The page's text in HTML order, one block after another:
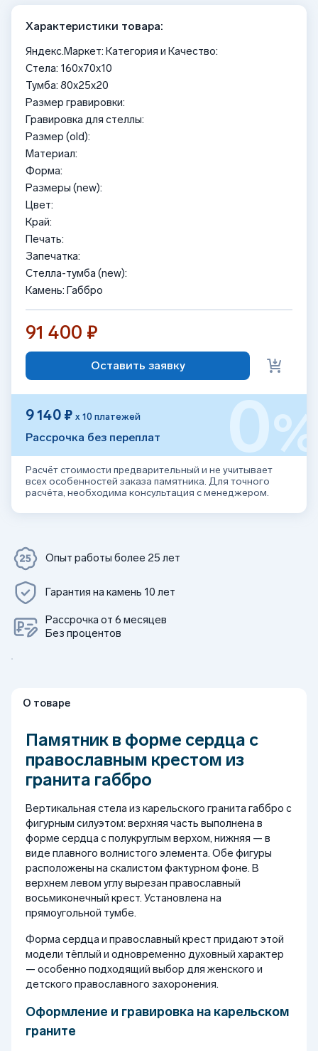
Характеристики товара:
Яндекс.Маркет: Категория и Качество:
Стела: 160x70x10
Тумба: 80x25x20
Размер гравировки:
Гравировка для стеллы:
Размер (old):
Материал:
Форма:
Размеры (new):
Цвет:
Край:
Печать:
Запечатка:
Стелла-тумба (new):
Камень: Габбро
91 400 ₽
Оставить заявку
9 140 ₽ х 10 платежей
Рассрочка без переплат 0%
Расчёт стоимости предварительный и не учитывает
всех особенностей заказа памятника. Для точного
расчёта, необходима консультация с менеджером.
Опыт работы более 25 лет
Гарантия на камень 10 лет
Рассрочка от 6 месяцев
Без процентов
О товаре
Памятник в форме сердца с
православным крестом из
гранита габбро
Вертикальная стела из карельского гранита габбро с
фигурным силуэтом: верхняя часть выполнена в
форме сердца с полукруглым верхом, нижняя — в
виде плавного волнистого элемента. Обе фигуры
расположены на скалистом фактурном фоне. В
верхнем левом углу вырезан православный
восьмиконечный крест. Установлена на
прямоугольной тумбе.
Форма сердца и православный крест придают этой
модели тёплый и одновременно духовный характер
— особенно подходящий выбор для женского и
детского православного захоронения.
Оформление и гравировка на карельском
граните